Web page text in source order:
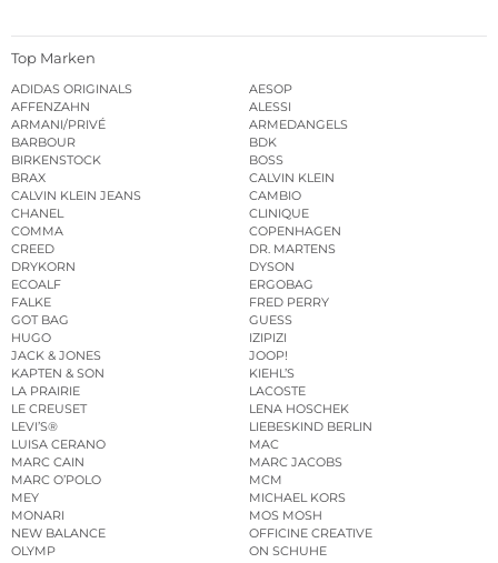
Top Marken
ADIDAS ORIGINALS
AESOP
AFFENZAHN
ALESSI
ARMANI/PRIVÉ
ARMEDANGELS
BARBOUR
BDK
BIRKENSTOCK
BOSS
BRAX
CALVIN KLEIN
CALVIN KLEIN JEANS
CAMBIO
CHANEL
CLINIQUE
COMMA
COPENHAGEN
CREED
DR. MARTENS
DRYKORN
DYSON
ECOALF
ERGOBAG
FALKE
FRED PERRY
GOT BAG
GUESS
HUGO
IZIPIZI
JACK & JONES
JOOP!
KAPTEN & SON
KIEHL’S
LA PRAIRIE
LACOSTE
LE CREUSET
LENA HOSCHEK
LEVI’S®
LIEBESKIND BERLIN
LUISA CERANO
MAC
MARC CAIN
MARC JACOBS
MARC O’POLO
MCM
MEY
MICHAEL KORS
MONARI
MOS MOSH
NEW BALANCE
OFFICINE CREATIVE
OLYMP
ON SCHUHE